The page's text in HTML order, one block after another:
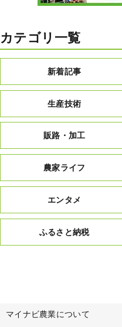
カテゴリ一覧
新着記事
生産技術
販路・加工
農家ライフ
エンタメ
ふるさと納税
マイナビ農業について